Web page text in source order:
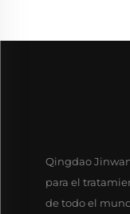
Qingdao
para el
de todo el